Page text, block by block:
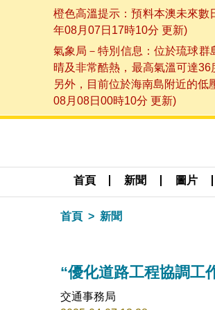
橙色高溫提示：預料本澳未來
年08月07日17時10分 更新)
氣象局－特別信息：位於琉球
晴及非常酷熱，最高氣溫可達
另外，目前位於海南島附近的
08月08日00時10分 更新)
首頁 新聞 圖片
首頁 新聞
“優化道路工程協調工
交通事務局